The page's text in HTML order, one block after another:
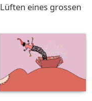
eines grossen